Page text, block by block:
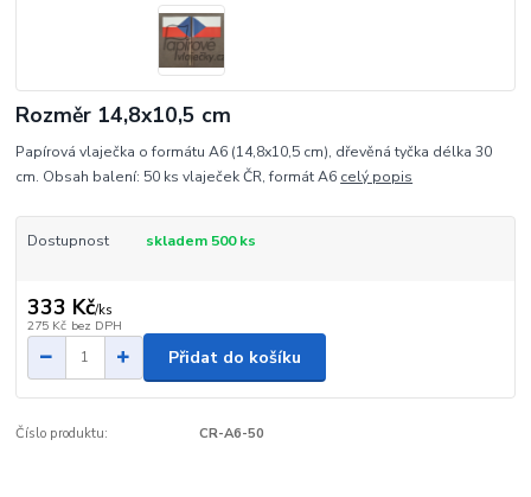
Rozměr 14,8x10,5 cm
Papírová vlaječka o formátu A6 (14,8x10,5 cm), dřevěná tyčka délka 30
cm. Obsah balení: 50 ks vlaječek ČR, formát A6 celý popis
Dostupnost skladem 500 ks
333 Kč/ks
275 Kč bez DPH
Přidat do košíku
Číslo produktu: CR-A6-50